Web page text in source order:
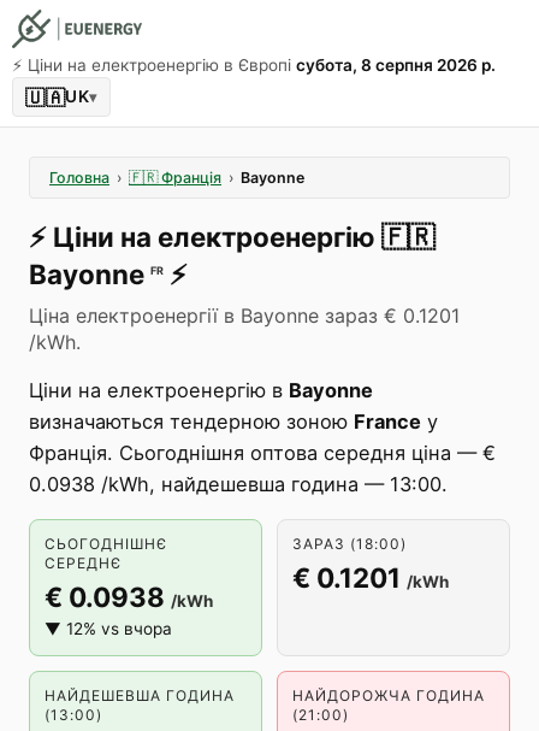
⚡️ Ціни на електроенергію в Європі субота, 8 серпня 2026 р.
🇺🇦UK▾
Головна › 🇫🇷 Франція › Bayonne
⚡️ Ціни на електроенергію 🇫🇷
Bayonne FR ⚡️
Ціна електроенергії в Bayonne зараз € 0.1201
/kWh.
Ціни на електроенергію в Bayonne
визначаються тендерною зоною France у
Франція. Сьогоднішня оптова середня ціна — €
0.0938 /kWh, найдешевша година — 13:00.
СЬОГОДНІШНЄ
СЕРЕДНЄ
€ 0.0938 /kWh
▼ 12% vs вчора
ЗАРАЗ (18:00)
€ 0.1201 /kWh
НАЙДЕШЕВША ГОДИНА
(13:00)
НАЙДОРОЖЧА ГОДИНА
(21:00)